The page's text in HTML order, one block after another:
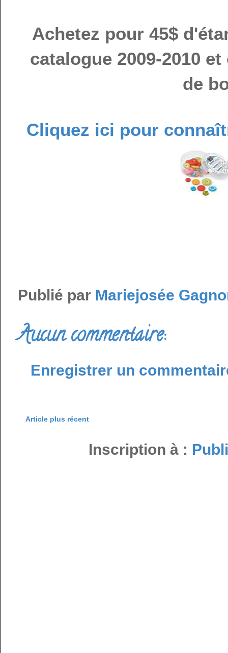
Achetez pour 45$
catalogue 2009-2010
de b
Cliquez ici pour
Publié par Mariejosée
Aucun commentaire:
Enregistrer un
Article plus récent
Inscription à :